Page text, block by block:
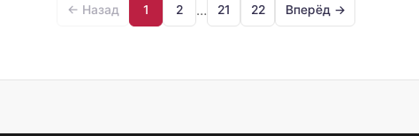
← Назад 1 2 … 21 22 Вперёд →